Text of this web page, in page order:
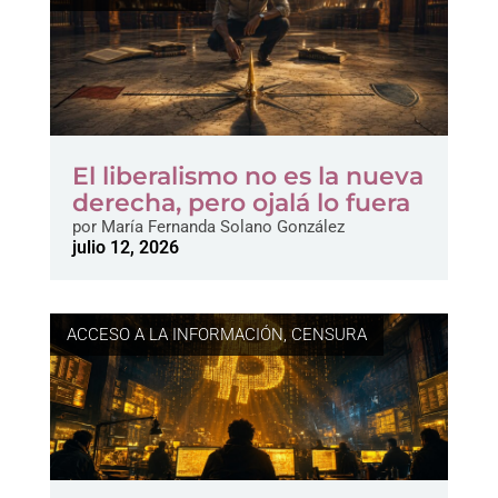
El liberalismo no es la nueva
derecha, pero ojalá lo fuera
porMaría Fernanda Solano González
julio 12, 2026
ACCESO A LA INFORMACIÓN,CENSURA